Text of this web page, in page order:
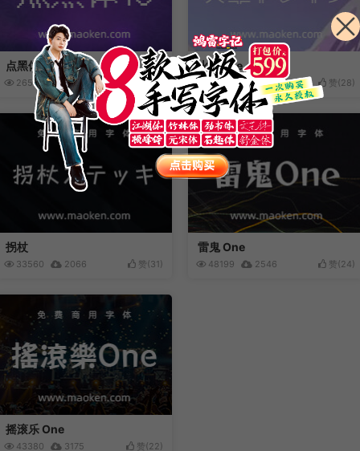
点黑体16
26529 1148 赞(33
火车One
34926 3027 赞(28)
拐杖
33560 2066 赞( 31 )
雷鬼 One
48199 2546 赞( 24 )
摇滚乐 One
43380 3175 赞( 22 )